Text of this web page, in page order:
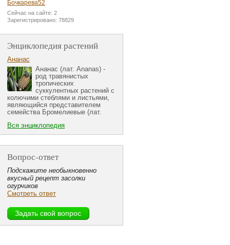
Бочкарева52
Сейчас на сайте: 2
Зарегистрировано: 78829
Энциклопедия растений
Ананас
Ананас (лат. Ananas) -
род травянистых
тропических
суккулентных растений с
колючими стеблями и листьями,
являющийся представителем
семейства Бромелиевые (лат.
Вся энциклопедия
Вопрос-ответ
Подскажите необыкновенно
вкусный рецепт засолки
огурчиков
Смотреть ответ